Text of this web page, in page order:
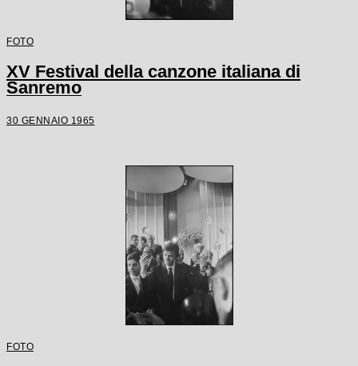
FOTO
XV Festival della canzone italiana di
Sanremo
30 GENNAIO 1965
FOTO